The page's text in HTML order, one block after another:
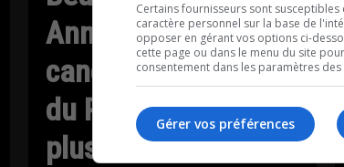
Annonces de
candidats, 3e lien
du PQ, stratégies et
plus!
Certains fournisseurs sont
caractère personnel sur la base de
opposer en gérant vos options ci-
cette page ou dans le menu du site
consentement dans les paramètres
Gérer vos préférences